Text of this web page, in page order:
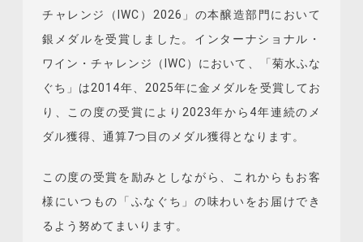
チャレンジ（IWC）2026」の本醸造部門において
銀メダルを受賞しました。インターナショナル・
ワイン・チャレンジ（IWC）において、「菊水ふな
ぐち」は2014年、2025年に金メダルを受賞してお
り、この度の受賞により2023年から4年連続のメ
ダル獲得、通算7つ目のメダル獲得となります。
この度の受賞を励みとしながら、これからもお客
様にいつもの「ふなぐち」の味わいをお届けでき
るよう努めてまいります。